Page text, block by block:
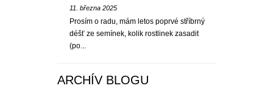
11. března 2025
Prosím o radu, mám letos poprvé stříbrný
déšť ze semínek, kolik rostlinek zasadit
(po...
ARCHÍV BLOGU